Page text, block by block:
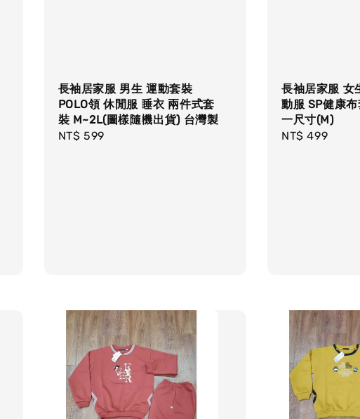
長袖居家服 男生 運動套裝
POLO領 休閒服 睡衣 兩件式套
裝 M~2L(圖樣隨機出貨) 台灣製
Regular
NT$ 599
長袖居家服 女
動服 SP健康
一尺寸(M)
Regular
NT$ 499